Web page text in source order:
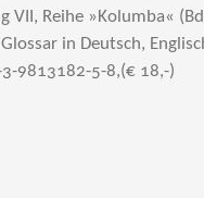
VII, Reihe »Kolumba«
in Deutsch,
9813182-5-8,(€ 18,-)